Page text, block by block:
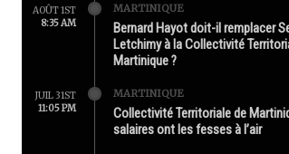
AOÛT 1ST
8:35 AM
MARTINIQUE
Bernard Hayot doit-il remplacer
Letchimy à la Collectivité
Martinique ?
JUIL 31ST
11:05 PM
MARTINIQUE
Collectivité Territoriale de
salaires ont les fesses à l’air